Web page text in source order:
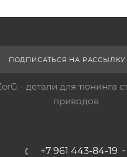
ПОДПИСАТЬСЯ НА РАССЫЛКУ
- детали для тюнинга
приводов
+7 961 443-84-19